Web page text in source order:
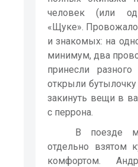
человек (или
«Щуке». Провожало
и знакомых: на
минимум, два
принесли
открыли
закинуть вещи в
с перрона.
В поезде
отдельно взятом
комфортом.